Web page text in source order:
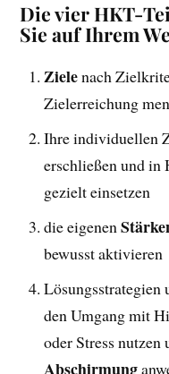
Die vier HKT-
Sie auf Ihrem
Zielenach
Zielerreichung
Ihre individuellen
erschließen und in
gezielt einsetzen
die eigenen
bewusst aktivieren
Lösungsstrategien
den Umgang mit
oder Stress
Abschirmung